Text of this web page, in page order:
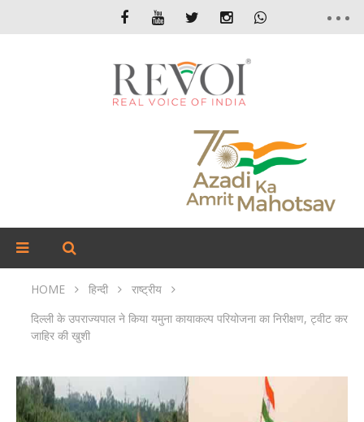
HOME हिन्दी
राष्ट्रीय
दिल्ली के उपराज्यपाल ने किया यमुना कायाकल्प परियोजना का निरीक्षण, ट्वीट कर
जाहिर की खुशी